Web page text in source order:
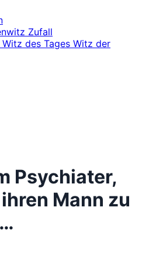
Zufall
Witz des Tages Witz der
Psychiater,
Mann zu